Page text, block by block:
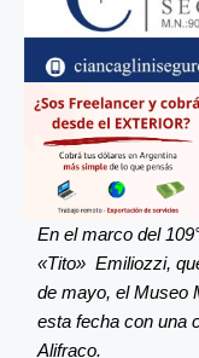
En el marco del
«Tito» Emiliozzi,
de mayo, el Museo
esta fecha con una
Alifraco.